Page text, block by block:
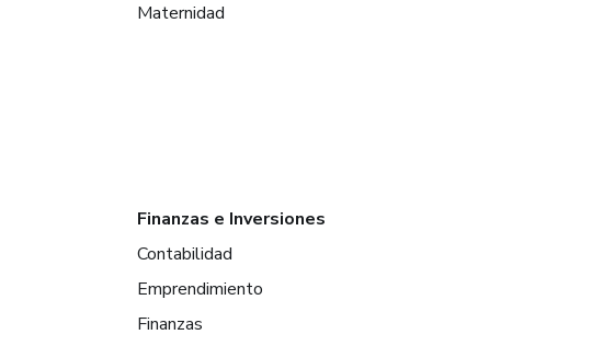
Maternidad
Finanzas e Inversiones
Contabilidad
Emprendimiento
Finanzas